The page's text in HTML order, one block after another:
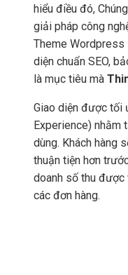
hiểu điều đó,
giải pháp công
Theme Wordpress
diện chuẩn SEO,
là mục tiêu mà
Giao diện được tối
Experience) nhằm
dùng. Khách hàng
thuận tiện hơn
doanh số thu được
các đơn hàng.